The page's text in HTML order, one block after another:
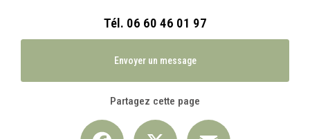
Tél. 06 60 46 01 97
Envoyer un message
Partagez cette page
Facebook